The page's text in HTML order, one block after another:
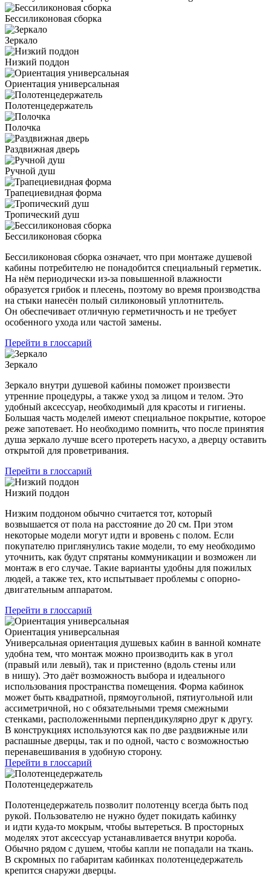
Бессиликоновая сборка
Зеркало
Низкий поддон
Ориентация универсальная
Полотенцедержатель
Полочка
Раздвижная дверь
Ручной душ
Трапециевидная форма
Тропический душ
Бессиликоновая сборка
Бессиликоновая сборка означает, что при монтаже душевой
кабины потребителю не понадобится специальный герметик.
На нём периодически из-за повышенной влажности
образуется грибок и плесень, поэтому во время производства
на стыки нанесён полый силиконовый уплотнитель.
Он обеспечивает отличную герметичность и не требует
особенного ухода или частой замены.
Перейти в глоссарий
Зеркало
Зеркало внутри душевой кабины поможет произвести
утренние процедуры, а также уход за лицом и телом. Это
удобный аксессуар, необходимый для красоты и гигиены.
Большая часть моделей имеют специальное покрытие, которое
реже запотевает. Но необходимо помнить, что после принятия
душа зеркало лучше всего протереть насухо, а дверцу оставить
открытой для проветривания.
Перейти в глоссарий
Низкий поддон
Низким поддоном обычно считается тот, который
возвышается от пола на расстояние до 20 см. При этом
некоторые модели могут идти и вровень с полом. Если
покупателю приглянулись такие модели, то ему необходимо
уточнить, как будут спрятаны коммуникации и возможен ли
монтаж в его случае. Такие варианты удобны для пожилых
людей, а также тех, кто испытывает проблемы с опорно-
двигательным аппаратом.
Перейти в глоссарий
Ориентация универсальная
Универсальная ориентация душевых кабин в ванной комнате
удобна тем, что монтаж можно производить как в угол
(правый или левый), так и пристенно (вдоль стены или
в нишу). Это даёт возможность выбора и идеального
использования пространства помещения. Форма кабинок
может быть квадратной, прямоугольной, пятиугольной или
ассиметричной, но с обязательными тремя смежными
стенками, расположенными перпендикулярно друг к другу.
В конструкциях используются как по две раздвижные или
распашные дверцы, так и по одной, часто с возможностью
перенавешивания в удобную сторону.
Перейти в глоссарий
Полотенцедержатель
Полотенцедержатель позволит полотенцу всегда быть под
рукой. Пользователю не нужно будет покидать кабинку
и идти куда-то мокрым, чтобы вытереться. В просторных
моделях этот аксессуар устанавливается внутри короба.
Обычно рядом с душем, чтобы капли не попадали на ткань.
В скромных по габаритам кабинках полотенцедержатель
крепится снаружи дверцы.